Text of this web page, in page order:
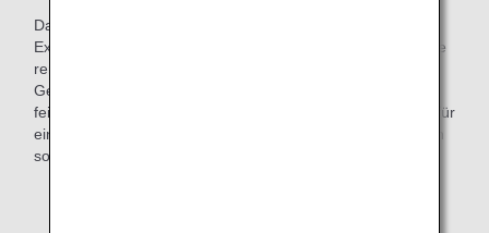
Dafür sorgen THE CONNOISSEURS, eine kulinarische
Expertengruppe mit branchenführenden ANA-Köchen sowie
renommierten Köchen und Experten für alkoholische
Getränke. Die Speisen für die First Class werden aus den
feinsten und frischsten Zutaten der Saison hergestellt, die für
einen unvergleichlichen Geschmack sorgen. Dazu kommen
sorgfältig ausgewählte Weine und japanischer Sake.